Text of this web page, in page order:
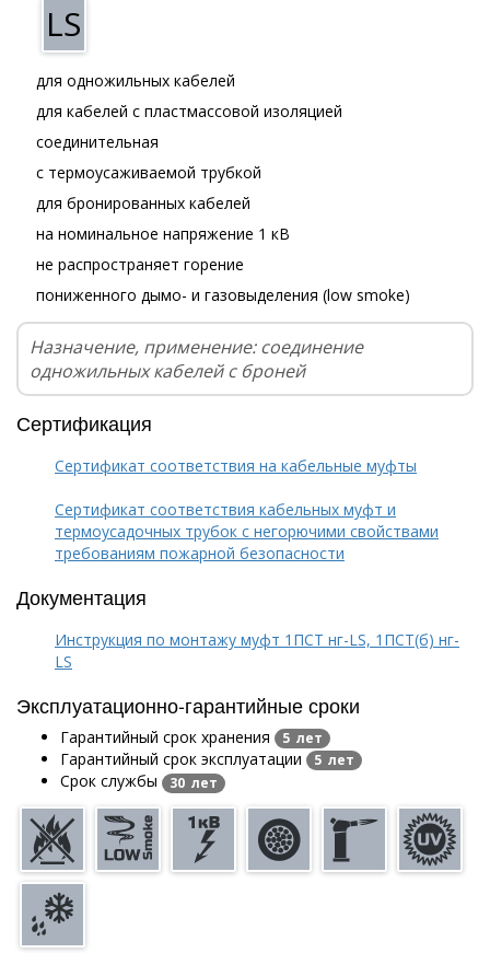
LS
для одножильных кабелей
для кабелей с пластмассовой изоляцией
соединительная
с термоусаживаемой трубкой
для бронированных кабелей
на номинальное напряжение 1 кВ
не распространяет горение
пониженного дымо- и газовыделения (low smoke)
Назначение, применение: соединение
одножильных кабелей с броней
Сертификация
Сертификат соответствия на кабельные муфты
Сертификат соответствия кабельных муфт и
термоусадочных трубок с негорючими свойствами
требованиям пожарной безопасности
Документация
Инструкция по монтажу муфт 1ПСТ нг-LS, 1ПСТ(б) нг-
LS
Эксплуатационно-гарантийные сроки
Гарантийный срок хранения 5 лет
Гарантийный срок эксплуатации 5 лет
Срок службы 30 лет